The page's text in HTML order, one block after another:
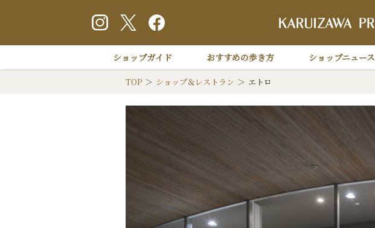
ショップガイド おすすめの歩き方 ショップニュース
TOP ショップ＆レストラン エトロ